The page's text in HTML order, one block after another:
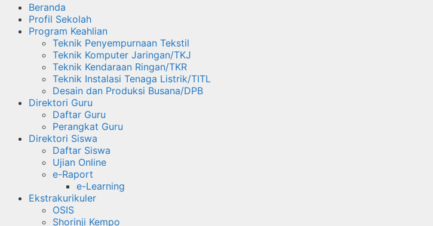
Beranda
Profil Sekolah
Program Keahlian
Teknik Penyempurnaan Tekstil
Teknik Komputer Jaringan/TKJ
Teknik Kendaraan Ringan/TKR
Teknik Instalasi Tenaga Listrik/TITL
Desain dan Produksi Busana/DPB
Direktori Guru
Daftar Guru
Perangkat Guru
Direktori Siswa
Daftar Siswa
Ujian Online
e-Raport
e-Learning
Ekstrakurikuler
OSIS
Shorinji Kempo